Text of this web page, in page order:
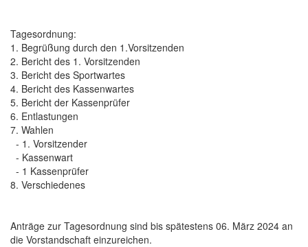
Tagesordnung:
1. Begrüßung durch den 1.Vorsitzenden
2. Bericht des 1. Vorsitzenden
3. Bericht des Sportwartes
4. Bericht des Kassenwartes
5. Bericht der Kassenprüfer
6. Entlastungen
7. Wahlen
- 1. Vorsitzender
- Kassenwart
- 1 Kassenprüfer
8. Verschiedenes
Anträge zur Tagesordnung sind bis spätestens 06. März 2024 an
die Vorstandschaft einzureichen.